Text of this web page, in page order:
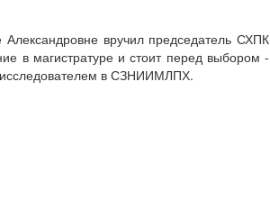
вручил председатель СХПК
в магистратуре и стоит перед выбором -
в СЗНИИМЛПХ.